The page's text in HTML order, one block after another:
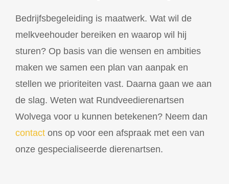
Bedrijfsbegeleiding is maatwerk. Wat wil de
melkveehouder bereiken en waarop wil hij
sturen? Op basis van die wensen en ambities
maken we samen een plan van aanpak en
stellen we prioriteiten vast. Daarna gaan we aan
de slag. Weten wat Rundveedierenartsen
Wolvega voor u kunnen betekenen? Neem dan
contact ons op voor een afspraak met een van
onze gespecialiseerde dierenartsen.